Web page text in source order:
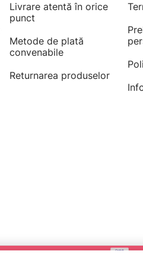
Livrare atentă în orice
punct
Metode de plată
convenabile
Returnarea produselor